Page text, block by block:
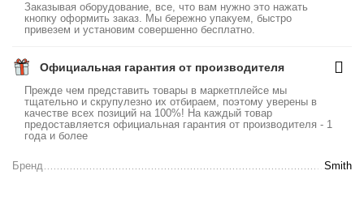
Заказывая оборудование, все, что вам нужно это нажать
кнопку оформить заказ. Мы бережно упакуем, быстро
привезем и установим совершенно бесплатно.
Официальная гарантия от производителя
Прежде чем представить товары в маркетплейсе мы
тщательно и скрупулезно их отбираем, поэтому уверены в
качестве всех позиций на 100%! На каждый товар
предоставляется официальная гарантия от производителя - 1
года и более
Бренд Smith